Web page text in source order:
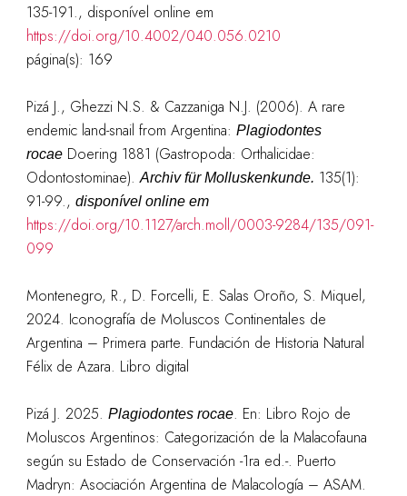
135-191., disponível online em
https://doi.org/10.4002/040.056.0210
página(s): 169
Pizá J., Ghezzi N.S. & Cazzaniga N.J. (2006). A rare
endemic land-snail from Argentina: Plagiodontes
rocaeDoering 1881 (Gastropoda: Orthalicidae:
Odontostominae).Archiv für Molluskenkunde. 135(1):
91-99., disponível online em
https://doi.org/10.1127/arch.moll/0003-9284/135/091-
099
Montenegro, R., D. Forcelli, E. Salas Oroño, S. Miquel,
2024. Iconografía de Moluscos Continentales de
Argentina – Primera parte. Fundación de Historia Natural
Félix de Azara. Libro digital
Pizá J. 2025. Plagiodontes rocae. En: Libro Rojo de
Moluscos Argentinos: Categorización de la Malacofauna
según su Estado de Conservación -1ra ed.-. Puerto
Madryn: Asociación Argentina de Malacología – ASAM.